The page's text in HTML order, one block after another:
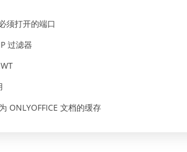
须打开的端口
过滤器
ONLYOFFICE 文档的缓存